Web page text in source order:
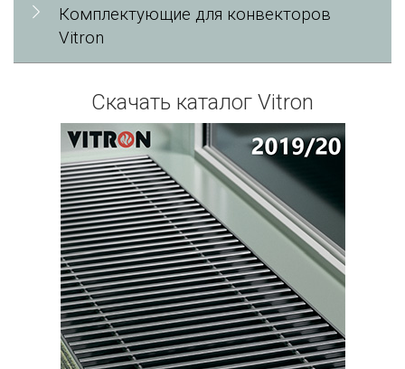
Комплектующие для конвекторов
Vitron
Скачать каталог Vitron